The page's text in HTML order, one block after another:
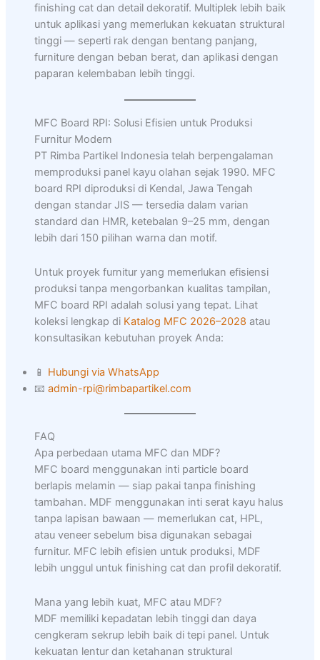
finishing cat dan detail dekoratif. Multiplek lebih baik
untuk aplikasi yang memerlukan kekuatan struktural
tinggi — seperti rak dengan bentang panjang,
furniture dengan beban berat, dan aplikasi dengan
paparan kelembaban lebih tinggi.
MFC Board RPI: Solusi Efisien untuk Produksi
Furnitur Modern
PT Rimba Partikel Indonesia telah berpengalaman
memproduksi panel kayu olahan sejak 1990. MFC
board RPI diproduksi di Kendal, Jawa Tengah
dengan standar JIS — tersedia dalam varian
standard dan HMR, ketebalan 9–25 mm, dengan
lebih dari 150 pilihan warna dan motif.
Untuk proyek furnitur yang memerlukan efisiensi
produksi tanpa mengorbankan kualitas tampilan,
MFC board RPI adalah solusi yang tepat. Lihat
koleksi lengkap di Katalog MFC 2026–2028 atau
konsultasikan kebutuhan proyek Anda:
📱 Hubungi via WhatsApp
📧 admin-rpi@rimbapartikel.com
FAQ
Apa perbedaan utama MFC dan MDF?
MFC board menggunakan inti particle board
berlapis melamin — siap pakai tanpa finishing
tambahan. MDF menggunakan inti serat kayu halus
tanpa lapisan bawaan — memerlukan cat, HPL,
atau veneer sebelum bisa digunakan sebagai
furnitur. MFC lebih efisien untuk produksi, MDF
lebih unggul untuk finishing cat dan profil dekoratif.
Mana yang lebih kuat, MFC atau MDF?
MDF memiliki kepadatan lebih tinggi dan daya
cengkeram sekrup lebih baik di tepi panel. Untuk
kekuatan lentur dan ketahanan struktural